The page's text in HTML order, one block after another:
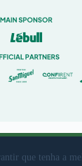
que tenha a
Clube